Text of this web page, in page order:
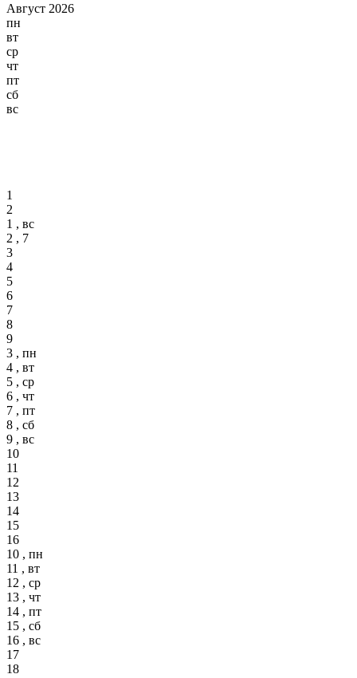
Август 2026
пн
вт
ср
чт
пт
сб
вс
1
2
1 , вс
2 , 7
3
4
5
6
7
8
9
3 , пн
4 , вт
5 , ср
6 , чт
7 , пт
8 , сб
9 , вс
10
11
12
13
14
15
16
10 , пн
11 , вт
12 , ср
13 , чт
14 , пт
15 , сб
16 , вс
17
18